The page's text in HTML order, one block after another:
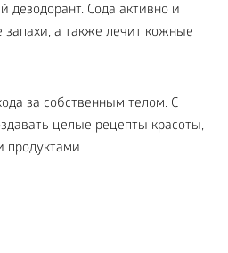
Сода активно и
а также лечит кожные
за собственным телом. С
целые рецепты красоты,
продуктами.